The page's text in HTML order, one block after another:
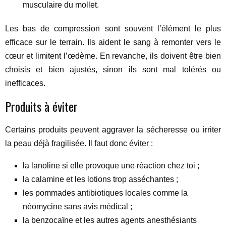
musculaire du mollet.
Les bas de compression sont souvent l’élément le plus
efficace sur le terrain. Ils aident le sang à remonter vers le
cœur et limitent l’œdème. En revanche, ils doivent être bien
choisis et bien ajustés, sinon ils sont mal tolérés ou
inefficaces.
Produits à éviter
Certains produits peuvent aggraver la sécheresse ou irriter
la peau déjà fragilisée. Il faut donc éviter :
la lanoline si elle provoque une réaction chez toi ;
la calamine et les lotions trop asséchantes ;
les pommades antibiotiques locales comme la
néomycine sans avis médical ;
la benzocaïne et les autres agents anesthésiants